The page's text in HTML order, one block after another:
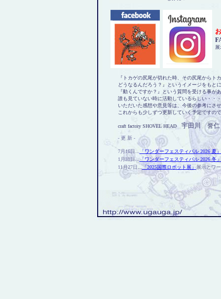
『トカゲの尻尾が切れた時、その尻尾からト
どうなるんだろう？』というイメージをもと
『動くんですか？』という質問を受ける事が
誰も見ていない時に活動しているらしい・・・
いただいた感想や意見等は、今後の参考にさ
これからも少しずつ更新していく予定ですの
craft factory SHOVEL HEAD 宇田川 誉仁
- 更 新 -
7月16日..
「ワンダーフェスティバル 2026 夏」
1月31日... 「ワンダーフェスティバル 2026 冬」
11月27日.. .「2025国際ロボット展」 展示とワ